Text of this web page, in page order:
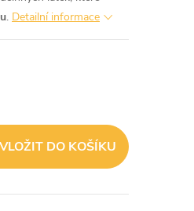
. Detailní informace
VLOŽIT DO KOŠÍKU